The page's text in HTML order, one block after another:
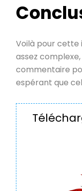
Voilà pour cette
assez
commentaire
espérant que